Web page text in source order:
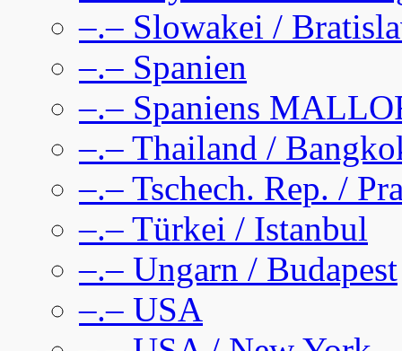
–.– Slowakei /
–.– Spanien
–.– Spaniens
–.– Thailand /
–.– Tschech. Rep. /
–.– Türkei / Istanbul
–.– Ungarn / Budapest
–.– USA